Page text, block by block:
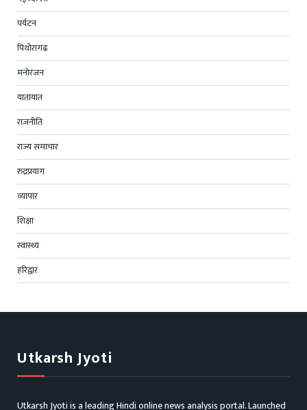
पर्यटन
पिथोरागढ़
मनोरंजन
यातायात
राजनीति
राज्य समाचार
रुद्रप्रयाग
व्यापार
शिक्षा
स्वास्थ्य
हरिद्वार
Utkarsh Jyoti
Utkarsh Jyoti is a leading Hindi online news analysis portal. Launched